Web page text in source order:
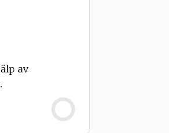
av